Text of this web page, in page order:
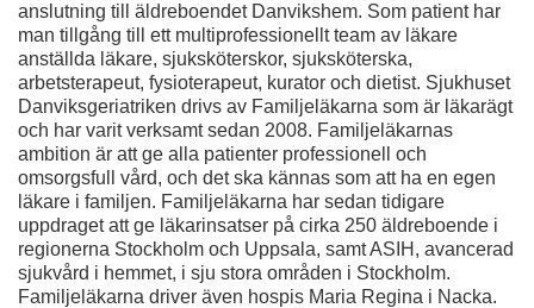
anslutning till äldreboendet Danvikshem. Som patient har
man tillgång till ett multiprofessionellt team av läkare
anställda läkare, sjuksköterskor, sjuksköterska,
arbetsterapeut, fysioterapeut, kurator och dietist. Sjukhuset
Danviksgeriatriken drivs av Familjeläkarna som är läkarägt
och har varit verksamt sedan 2008. Familjeläkarnas
ambition är att ge alla patienter professionell och
omsorgsfull vård, och det ska kännas som att ha en egen
läkare i familjen. Familjeläkarna har sedan tidigare
uppdraget att ge läkarinsatser på cirka 250 äldreboende i
regionerna Stockholm och Uppsala, samt ASIH, avancerad
sjukvård i hemmet, i sju stora områden i Stockholm.
Familjeläkarna driver även hospis Maria Regina i Nacka.